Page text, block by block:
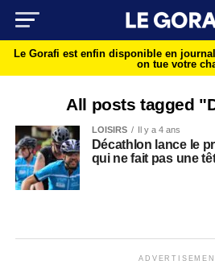
Le Gorafi est enfin disponible en
on tue votre
All posts tagged
LOISIRS Il y a 4 ans
Décathlon lance le
qui ne fait pas une